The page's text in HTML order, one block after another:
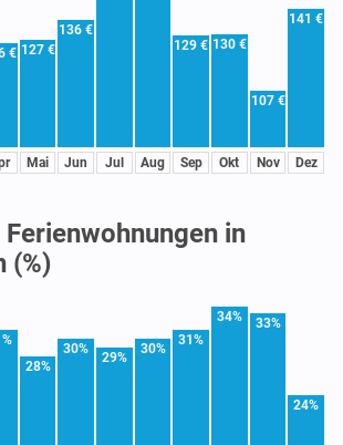
€ 127 €
Mai
136 €
Jun Jul Aug
129 €
Sep
130 €
Okt
107 €
Nov
141 €
Dez
in
(%)
28%
30%
29%
30%
31%
34% 33%
24%